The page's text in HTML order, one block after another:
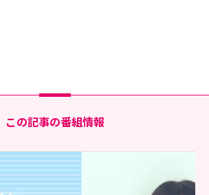
この記事の番組情報